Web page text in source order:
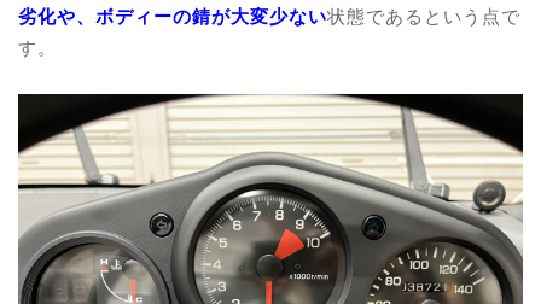
劣化や、ボディーの錆が大変少ない状態であるという点で
す。